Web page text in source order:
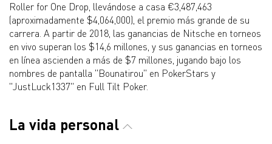
Roller for One Drop, llevándose a casa €3,487,463
(aproximadamente $4,064,000), el premio más grande de su
carrera. A partir de 2018, las ganancias de Nitsche en torneos
en vivo superan los $14,6 millones, y sus ganancias en torneos
en línea ascienden a más de $7 millones, jugando bajo los
nombres de pantalla "Bounatirou" en PokerStars y
"JustLuck1337" en Full Tilt Poker.
La vida personal